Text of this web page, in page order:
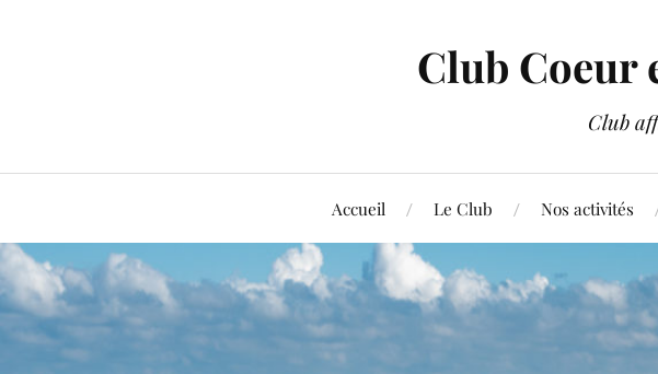
Club Coeur
Club
Accueil Le Club Nos activités